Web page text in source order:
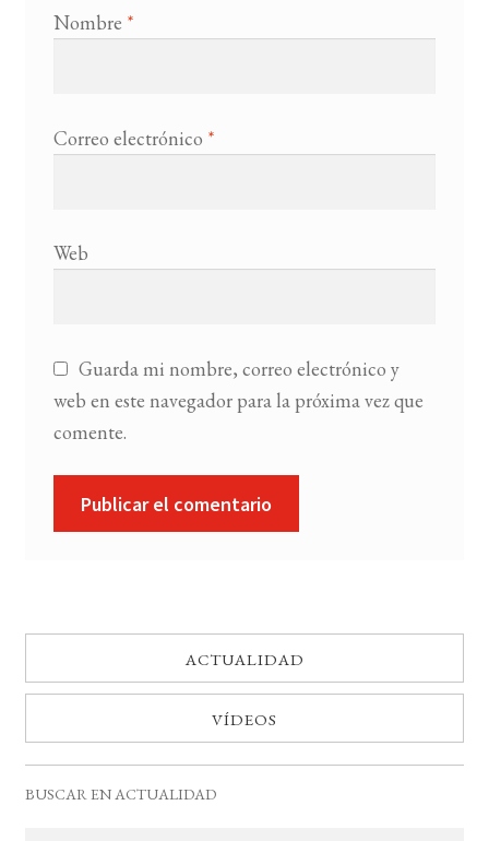
Nombre *
Correo electrónico *
Web
Guarda mi nombre, correo electrónico y
web en este navegador para la próxima vez que
comente.
ACTUALIDAD
VÍDEOS
BUSCAR EN ACTUALIDAD